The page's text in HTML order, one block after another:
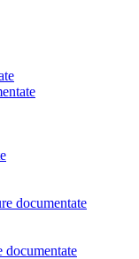
documentate
documentate